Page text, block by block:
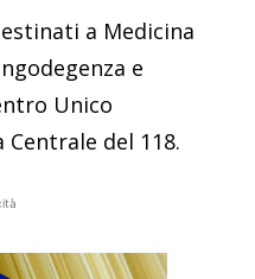
a Medicina
e
Unico
Centrale del 118.